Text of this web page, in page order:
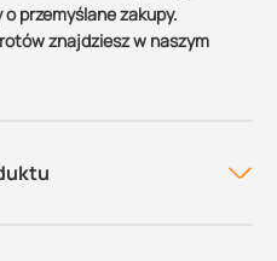
przemyślane zakupy.
znajdziesz w naszym